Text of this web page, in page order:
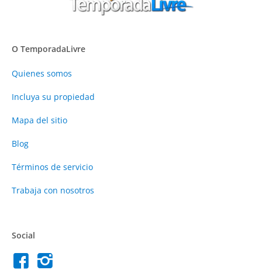
O TemporadaLivre
Quienes somos
Incluya su propiedad
Mapa del sitio
Blog
Términos de servicio
Trabaja con nosotros
Social